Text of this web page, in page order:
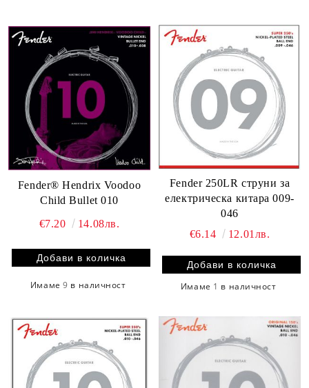
Fender® Hendrix Voodoo
Child Bullet 010
€7.20 14.08лв.
Имаме9 в наличност
Fender 250LR струни за
електрическа китара 009-
046
€6.14
12.01лв.
Имаме 1 в наличност